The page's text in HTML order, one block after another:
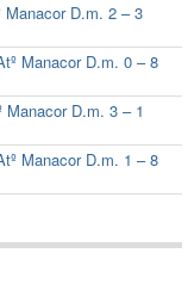
Manacor D.m. 2 – 3
Manacor D.m. 0 – 8
Manacor D.m. 3 – 1
Manacor D.m. 1 – 8